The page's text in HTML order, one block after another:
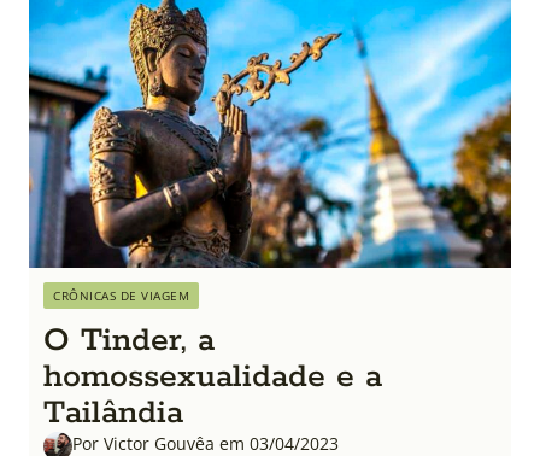
CRÔNICAS DE VIAGEM
O Tinder, a
homossexualidade e a
Tailândia
Por Victor Gouvêa em 03/04/2023